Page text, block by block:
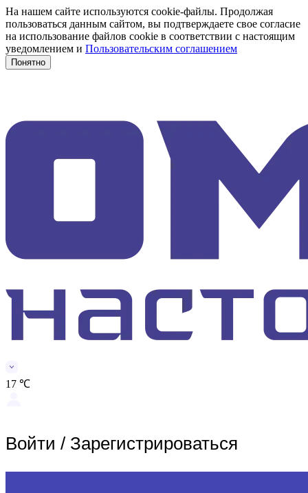
На нашем сайте используются cookie-файлы. Продолжая
пользоваться данным сайтом, вы подтверждаете свое согласие
на использование файлов cookie в соответствии с настоящим
уведомлением и Пользовательским соглашением
Понятно
17 ℃
Войти / Зарегистрироваться